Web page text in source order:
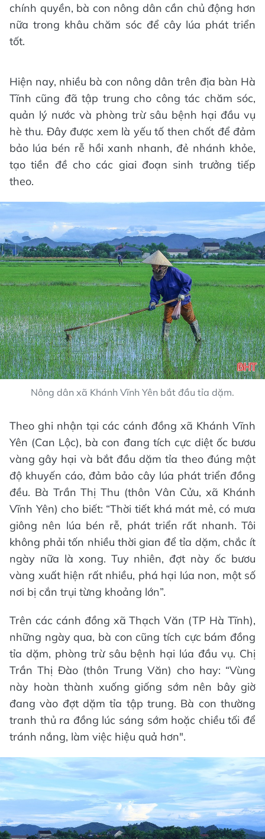
chính quyền, bà con nông dân cần chủ động hơn
nữa trong khâu chăm sóc để cây lúa phát triển
tốt.
Hiện nay, nhiều bà con nông dân trên địa bàn Hà
Tĩnh cũng đã tập trung cho công tác chăm sóc,
quản lý nước và phòng trừ sâu bệnh hại đầu vụ
hè thu. Đây được xem là yếu tố then chốt để đảm
bảo lúa bén rễ hồi xanh nhanh, đẻ nhánh khỏe,
tạo tiền đề cho các giai đoạn sinh trưởng tiếp
theo.
Nông dân xã Khánh Vĩnh Yên bắt đầu tỉa dặm.
Theo ghi nhận tại các cánh đồng xã Khánh Vĩnh
Yên (Can Lộc), bà con đang tích cực diệt ốc bươu
vàng gây hại và bắt đầu dặm tỉa theo đúng mật
độ khuyến cáo, đảm bảo cây lúa phát triển đồng
đều. Bà Trần Thị Thu (thôn Vân Cửu, xã Khánh
Vĩnh Yên) cho biết: “Thời tiết khá mát mẻ, có mưa
giông nên lúa bén rễ, phát triển rất nhanh. Tôi
không phải tốn nhiều thời gian để tỉa dặm, chắc ít
ngày nữa là xong. Tuy nhiên, đợt này ốc bươu
vàng xuất hiện rất nhiều, phá hại lúa non, một số
nơi bị cắn trụi từng khoảng lớn”.
Trên các cánh đồng xã Thạch Văn (TP Hà Tĩnh),
những ngày qua, bà con cũng tích cực bám đồng
tỉa dặm, phòng trừ sâu bệnh hại lúa đầu vụ. Chị
Trần Thị Đào (thôn Trung Văn) cho hay: “Vùng
này hoàn thành xuống giống sớm nên bây giờ
đang vào đợt dặm tỉa tập trung. Bà con thường
tranh thủ ra đồng lúc sáng sớm hoặc chiều tối để
tránh nắng, làm việc hiệu quả hơn".